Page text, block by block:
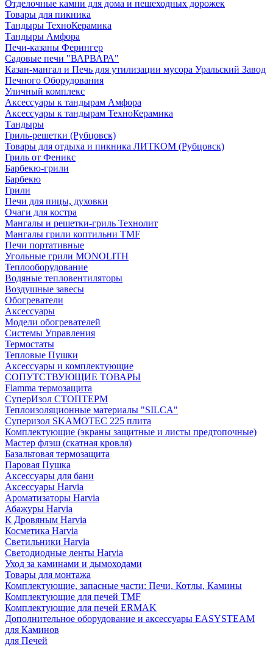
Отделочные камни для дома и пешеходных дорожек
Товары для пикника
Тандыры ТехноКерамика
Тандыры Амфора
Печи-казаны Ферингер
Садовые печи "ВАРВАРА"
Казан-мангал и Печь для утилизации мусора Уральский Завод
Печного Оборудования
Уличный комплекс
Аксессуары к тандырам Амфора
Аксессуары к тандырам ТехноКерамика
Тандыры
Гриль-решетки (Рубцовск)
Товары для отдыха и пикника ЛИТКОМ (Рубцовск)
Гриль от Феникс
Барбекю-грили
Барбекю
Грили
Печи для пицы, духовки
Очаги для костра
Мангалы и решетки-гриль Технолит
Мангалы грили коптильни TMF
Печи портативные
Угольные грили MONOLITH
Теплооборудование
Водяные тепловентиляторы
Воздушные завесы
Обогреватели
Аксессуары
Модели обогревателей
Системы Управления
Термостаты
Тепловые Пушки
Аксессуары и комплектующие
СОПУТСТВУЮЩИЕ ТОВАРЫ
Flamma термозащита
СуперИзол СТОПТЕРМ
Теплоизоляционные материалы "SILCA"
Суперизол SKAMOTEC 225 плита
Комплектующие (экраны защитные и листы предтопочные)
Мастер флэш (скатная кровля)
Базальтовая термозащита
Паровая Пушка
Аксессуары для бани
Аксессуары Harvia
Ароматизаторы Harvia
Абажуры Harvia
К Дровяным Harvia
Косметика Harvia
Светильники Harvia
Светодиодные ленты Harvia
Уход за каминами и дымоходами
Товары для монтажа
Комплектующие, запасные части: Печи, Котлы, Камины
Комплектующие для печей TMF
Комплектующие для печей ERMAK
Дополнительное оборудование и аксессуары EASYSTEAM
для Каминов
для Печей